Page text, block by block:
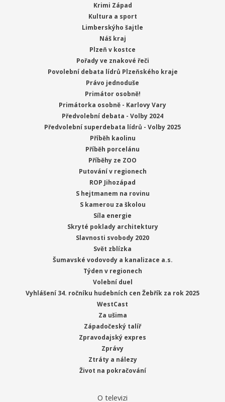
Krimi Západ
Kultura a sport
Limberskýho šajtle
Náš kraj
Plzeň v kostce
Pořady ve znakové řeči
Povolební debata lídrů Plzeňského kraje
Právo jednoduše
Primátor osobně!
Primátorka osobně - Karlovy Vary
Předvolební debata - Volby 2024
Předvolební superdebata lídrů - Volby 2025
Příběh kaolinu
Příběh porcelánu
Příběhy ze ZOO
Putování v regionech
ROP Jihozápad
S hejtmanem na rovinu
S kamerou za školou
Síla energie
Skryté poklady architektury
Slavnosti svobody 2020
Svět zblízka
Šumavské vodovody a kanalizace a.s.
Týden v regionech
Volební duel
Vyhlášení 34. ročníku hudebních cen Žebřík za rok 2025
WestCast
Za ušima
Západočeský talíř
Zpravodajský expres
Zprávy
Ztráty a nálezy
Život na pokračování
O televizi